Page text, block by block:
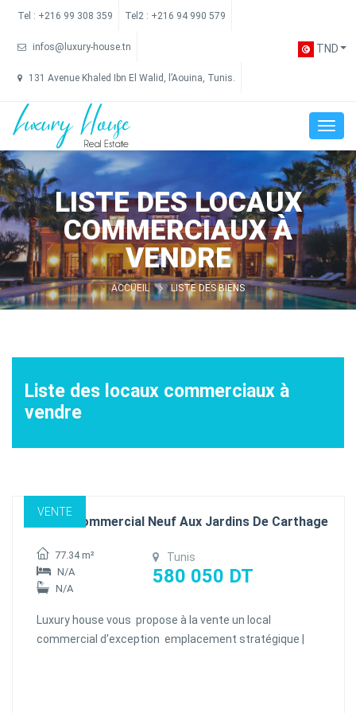
Tel : +216 99 308 359 Tel2 : +216 94 990 579
infos@luxury-house.tn
131 Avenue Khaled Ibn El Walid, l’Aouina, Tunis.
TND
LISTE DES LOCAUX
COMMERCIAUX À
VENDRE
ACCUEIL LISTE DES BIENS
Liste des locaux commerciaux à
vendre
VENTE
Local Commercial Neuf Aux Jardins De Carthage
77.34 m²
N/A
N/A
Tunis
580 050 DT
Luxury house vous propose à la vente un local
commercial d'exception emplacement stratégique |